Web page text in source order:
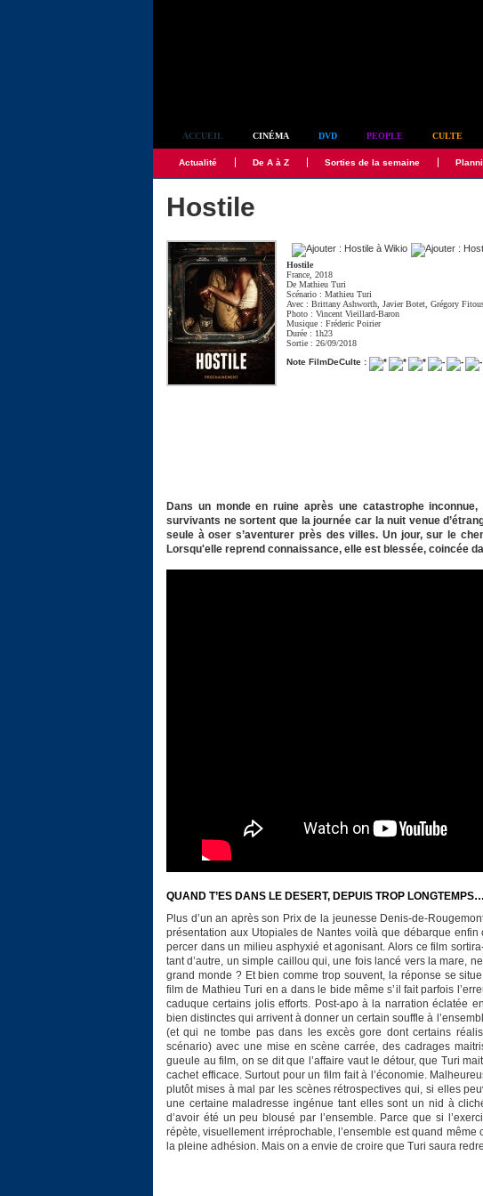
ACCUEIL CINÉMA DVD PEOPLE CULTE
Actualité De A à Z Sorties de la semaine
Hostile
Hostile
France, 2018
DeMathieu Turi
Scénario :Mathieu Turi
Avec :Brittany Ashworth ,Javier Botet ,Grégory
Photo :Vincent Vieillard-Baron
Musique :Fréderic Poirier
Durée : 1h23
Sortie : 26/09/2018
Note FilmDeCulte :
Dans un monde en ruine après une catastrophe
survivants ne sortent que la journée car la nuit venue
seule à oser s’aventurer près des villes. Un jour, sur le
Lorsqu'elle reprend connaissance, elle est blessée, coincée
QUAND T’ES DANS LE DESERT, DEPUIS TROP LONGTEMPS…
Plus d’un an après son Prix de la jeunesse Denis-de-
présentation aux Utopiales de Nantes voilà que débarque enfin
percer dans un milieu asphyxié et agonisant. Alors ce film
tant d’autre, un simple caillou qui, une fois lancé vers la mare,
grand monde ? Et bien comme trop souvent, la réponse se
film de Mathieu Turi en a dans le bide même s’il fait parfois
caduque certains jolis efforts. Post-apo à la narration éclatée
bien distinctes qui arrivent à donner un certain souffle à
(et qui ne tombe pas dans les excès gore dont certains
scénario) avec une mise en scène carrée, des cadrages
gueule au film, on se dit que l’affaire vaut le détour, que Turi
cachet efficace. Surtout pour un film fait à l’économie.
plutôt mises à mal par les scènes rétrospectives qui, si elles
une certaine maladresse ingénue tant elles sont un nid à
d’avoir été un peu blousé par l’ensemble. Parce que si
répète, visuellement irréprochable, l’ensemble est quand
la pleine adhésion. Mais on a envie de croire que Turi saura